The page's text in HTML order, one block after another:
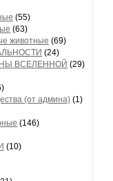
(55)
(63)
животные (69)
(24)
ВСЕЛЕННОЙ (29)
(от админа) (1)
(146)
(10)